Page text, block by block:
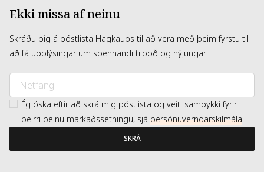
Ekki missa af neinu
Skráðu þig á póstlista Hagkaups til að vera með þeim fyrstu til
að fá upplýsingar um spennandi tilboð og nýjungar
Ég óska eftir að skrá mig póstlista og veiti samþykki fyrir
þeirri beinu markaðssetningu, sjá persónuverndarskilmála.
SKRÁ